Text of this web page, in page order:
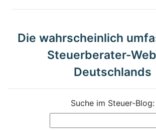
Die wahrscheinlich
Steuerberater-
Deutschlands
Suche im Steuer-Blog: